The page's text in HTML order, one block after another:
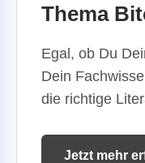
Thema
Egal, ob Du
Dein
die richtige
Jetzt mehr